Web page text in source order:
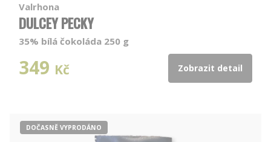
Valrhona
DULCEY PECKY
35% bílá čokoláda 250 g
349 Kč Zobrazit detail
DOČASNĚ VYPRODÁNO